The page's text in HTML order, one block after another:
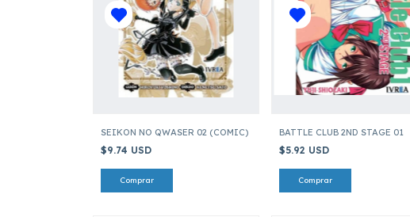
SEIKON NO QWASER 02 (COMIC)
$9.74 USD
BATTLE CLUB 2ND STAGE 01
$5.92 USD